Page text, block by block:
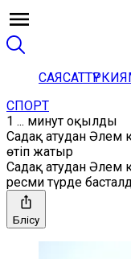
САЯСАТТҮРКИЯ
СПОРТ
1 ... минут оқылды
Садақ атудан Әлем
өтіп жатыр
Садақ атудан Әлем
ресми түрде
Бөлісу